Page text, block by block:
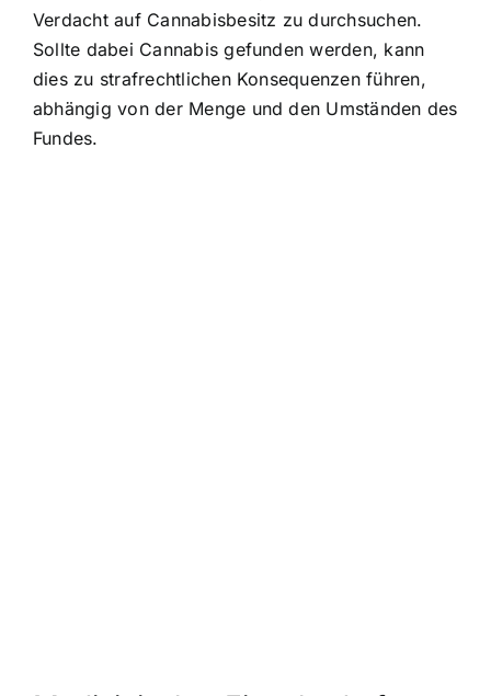
Verdacht auf Cannabisbesitz zu durchsuchen.
Sollte dabei Cannabis gefunden werden, kann
dies zu strafrechtlichen Konsequenzen führen,
abhängig von der Menge und den Umständen des
Fundes.